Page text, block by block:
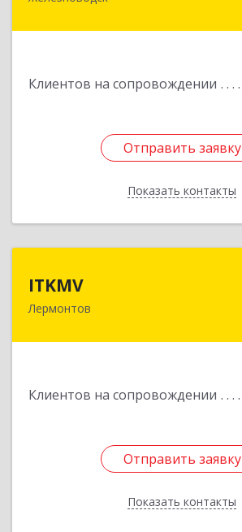
Клиентов на сопровождении
Отправить заявку
Показать контакты
Отправить заявку
Назад
ITKMV
Лермонтов
Клиентов на сопровождении
Отправить заявку
Показать контакты
Отправить заявку
Назад